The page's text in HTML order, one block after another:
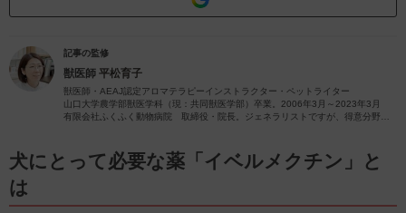
記事の監修
獣医師 平松育子
獣医師・AEAJ認定アロマテラピーインストラクター・ペットライター
山口大学農学部獣医学科（現：共同獣医学部）卒業。2006年3月～2023年3月
有限会社ふくふく動物病院 取締役・院長。ジェネラリストですが、得意分野は
むアロマに関する情報をお届けします。
犬にとって必要な薬「イベルメクチン」と
は